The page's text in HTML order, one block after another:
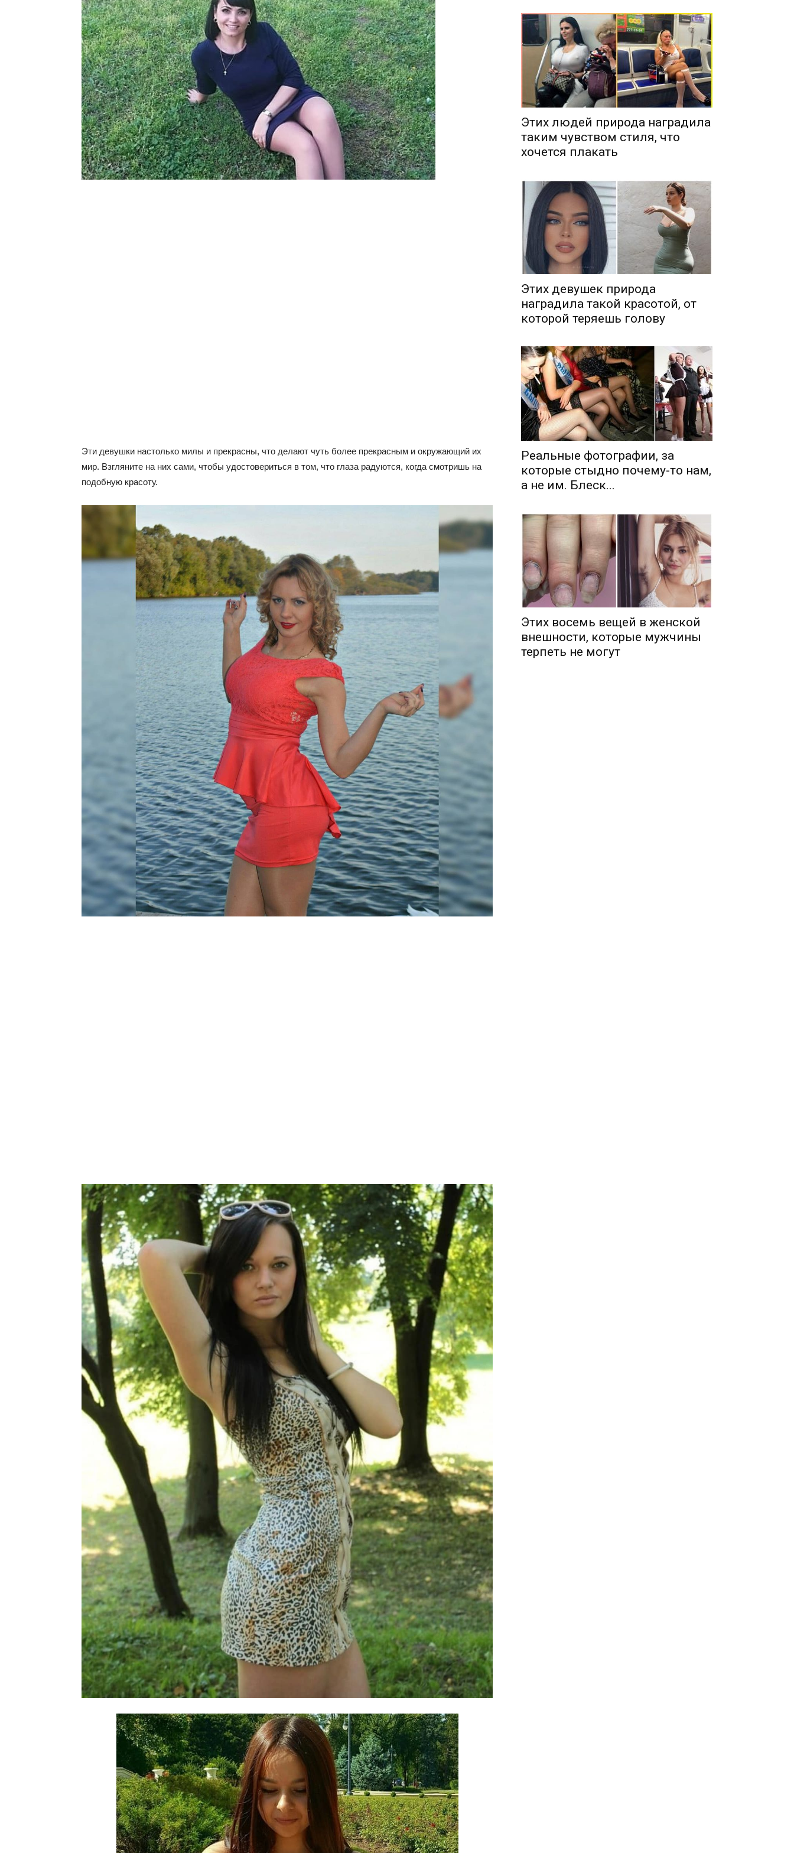
Шоу-
Эти девушки настолько милы и прекрасны, что делают чуть более прекрасным и окружающий их
мир. Взгляните на них сами, чтобы удостовериться в том, что глаза радуются, когда смотришь на
подобную красоту.
Этих людей природа наградила
таким чувством стиля, что
хочется плакать
Этих девушек природа
наградила такой красотой, от
которой теряешь голову
Реальные фотографии, за
которые стыдно почему-то нам,
а не им. Блеск...
Этих восемь вещей в женской
внешности, которые мужчины
терпеть не могут